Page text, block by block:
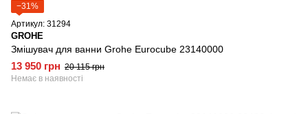
−31%
Артикул: 31294
GROHE
Змішувач для ванни Grohe Eurocube 23140000
13 950 грн 20 115 грн
Немає в наявності